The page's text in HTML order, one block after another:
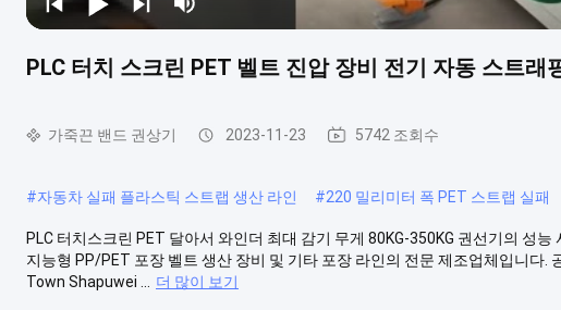
PLC 터치 스크린 PET 벨트 진압 장비 전기 자동 스트래
가죽끈 밴드 권상기 2023-11-23 5742 조회수
#자동차 실패 플라스틱 스트랩 생산 라인 #220 밀리미터 폭 PET 스트랩 실패
PLC 터치스크린 PET 달아서 와인더 최대 감기 무게 80KG-350KG 권선기의 성
지능형 PP/PET 포장 벨트 생산 장비 및 기타 포장 라인의 전문 제조업체입니다.
Town Shapuwei ...
더 많이 보기